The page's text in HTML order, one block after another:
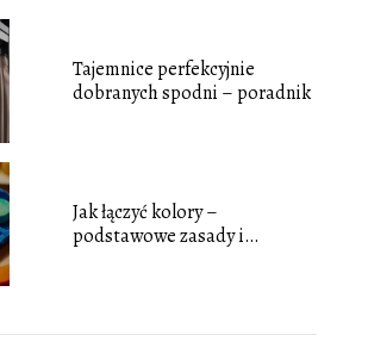
Tajemnice perfekcyjnie
dobranych spodni – poradnik
Jak łączyć kolory –
podstawowe zasady i